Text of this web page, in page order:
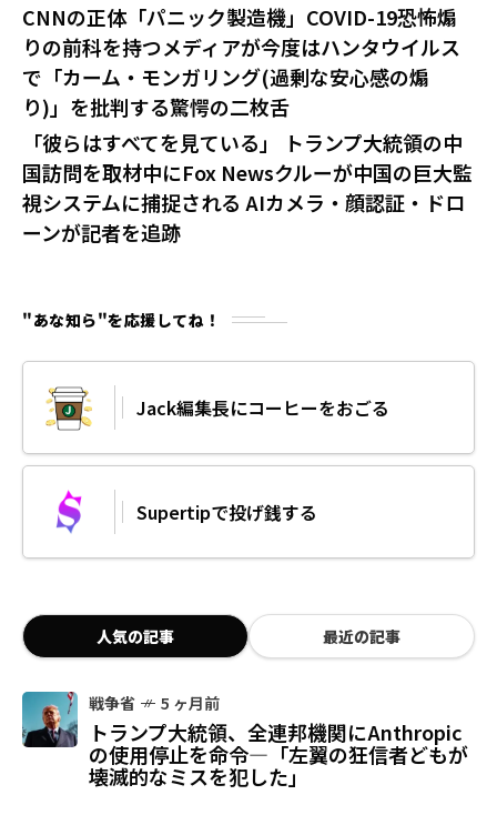
CNNの正体「パニック製造機」COVID-19恐怖煽
りの前科を持つメディアが今度はハンタウイルス
で「カーム・モンガリング(過剰な安心感の煽
り)」を批判する驚愕の二枚舌
「彼らはすべてを見ている」 トランプ大統領の中
国訪問を取材中にFox Newsクルーが中国の巨大監
視システムに捕捉される AIカメラ・顔認証・ドロ
ーンが記者を追跡
"あな知ら"を応援してね！
Jack編集長にコーヒーをおごる
Supertipで投げ銭する
人気の記事 最近の記事
戦争省 5 ヶ月前
トランプ大統領、全連邦機関にAnthropic
の使用停止を命令—「左翼の狂信者どもが
壊滅的なミスを犯した」